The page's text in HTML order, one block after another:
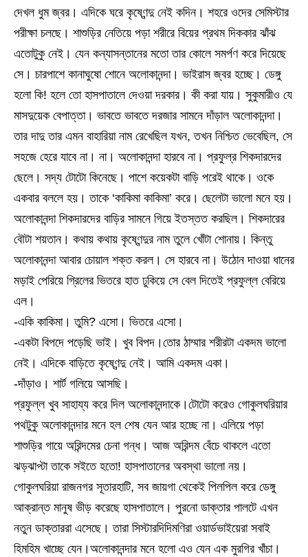
দেখল ধুম জ্বর। এদিকে ঘরে কৃষ্ণেন্দু নেই কদিন। শহরে ওদের সেমিস্টার
পরীক্ষা চলছে। শাশুড়ির নেতিয়ে পড়া শরীরে বিয়ের প্রথম দিককার ঝাঁঝ
এতোটুকু নেই। যেন কন্যাসন্তানের মতো তার কোলে সমর্পণ করে দিয়েছে
সে। চারপাশে কানাঘুষো শোনে অলোকানন্দা। ভাইরাস জ্বর হচ্ছে। ডেঙ্গু
হলো কি! হলে তো হাসপাতালে দেওয়া দরকার। কী করা যায়। সুকুমারীও যে
মাসদুয়েক বেপাত্তা। ভাবতে ভাবতে দরজার সামনে দাঁড়াল অলোকানন্দা।
তার দাদু তার এমন বাহারিয়া নাম রেখেছিল যখন, তখন নিশ্চিত ভেবেছিল, সে
সহজে হেরে যাবে না। না। অলোকানন্দা হারবে না। প্রফুল্র শিকদারদের
ছেলে। সদ্য টোটো কিনেছে। পাশে কয়েকটা বাড়ি পরেই থাকে। ওকে
একবার বললে হয়। তাকে ‘কাকিমা কাকিমা’ করে। ছেলেটা ভালো মনে হয়।
অলোকানন্দা শিকদারদের বাড়ির সামনে গিয়ে ইতস্তত করছিল। শিকদারের
বৌটা শয়তান। কথায় কথায় কৃষ্ণেন্দুর নাম তুলে খোঁটা শোনায়। কিন্তু
অলোকানন্দা আবার চোয়াল শক্ত করল। সে হারবে না। উঠোন দাওয়া ধানের
মড়াই পেরিয়ে গ্রিলের ভিতরে হাত ঢুকিয়ে সে বেল দিতেই প্রফুল্ল বেরিয়ে
এল।
-একি কাকিমা। তুমি? এসো। ভিতরে এসো।
-একটা বিপদে পড়েছি ভাই। খুব বিপদ।তোর ঠাম্মার শরীরটা একদম ভালো
নেই। এদিকে বাড়িতে কৃষ্ণেন্দু নেই। আমি একদম একা।
-দাঁড়াও। শার্ট গলিয়ে আসছি।
প্রফুল্ল খুব সাহায্য করে দিল অলোকানন্দাকে।টোটো করেও গোকুলঘরিয়ার
পথটুকু অলোকানন্দার মনে হল শেষ যেন আর হচ্ছে না। এলিয়ে পড়া
শাশুড়ির গায়ে অরিন্দমের চেনা গন্ধ। আজ অরিন্দম বেঁচে থাকলে এতো
ঝড়ঝাপ্টা তাকে সইতে হতো! হাসপাতালের অবস্থা ভালো নয়।
গোকুলঘরিয়া রাজনগর সূতারহাটি, সব জায়গা থেকেই পিলপিল করে ডেঙ্গু
আক্রান্ত মানুষ ভীড় করেছে হাসপাতালে। পুরনো ডাক্তার পালটে এখন
নতুন ডাক্তাররা এসেছে। তারা সিস্টারদিদিমণিরা ওয়ার্ডভাইয়েরা সবাই
হিমহিম খাচ্ছে যেন।অলোকানন্দার মনে হলো এও যেন এক মুরগির খাঁচা।